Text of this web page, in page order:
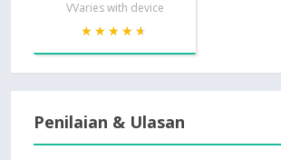
VVaries with device
★★★★★
★★★★★
Penilaian & Ulasan